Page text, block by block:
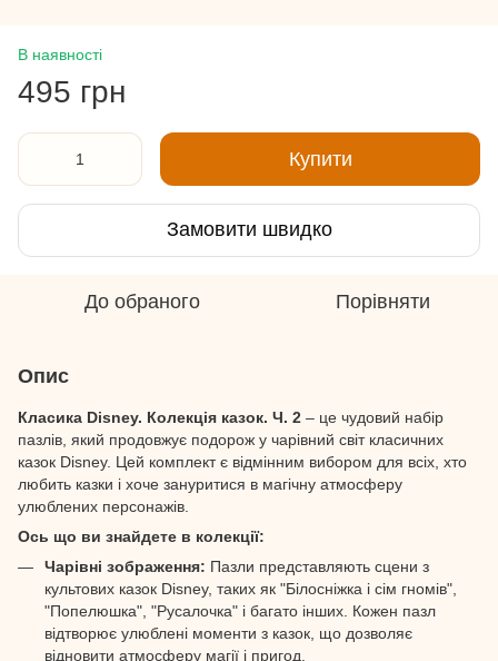
В наявності
495 грн
Купити
Замовити швидко
До обраного Порівняти
Опис
Класика Disney. Колекція казок. Ч. 2 – це чудовий набір
пазлів, який продовжує подорож у чарівний світ класичних
казок Disney. Цей комплект є відмінним вибором для всіх, хто
любить казки і хоче зануритися в магічну атмосферу
улюблених персонажів.
Ось що ви знайдете в колекції:
Чарівні зображення: Пазли представляють сцени з
культових казок Disney, таких як "Білосніжка і сім гномів",
"Попелюшка", "Русалочка" і багато інших. Кожен пазл
відтворює улюблені моменти з казок, що дозволяє
відновити атмосферу магії і пригод.